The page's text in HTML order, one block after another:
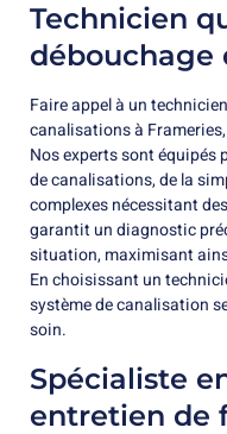
Technicien
débouchage
Faire appel à un
canalisations à
Nos experts sont équipés
de canalisations, de la
complexes nécessitant
garantit un diagnostic
situation, maximisant
En choisissant un
système de canalisation
soin.
Spécialiste
entretien de